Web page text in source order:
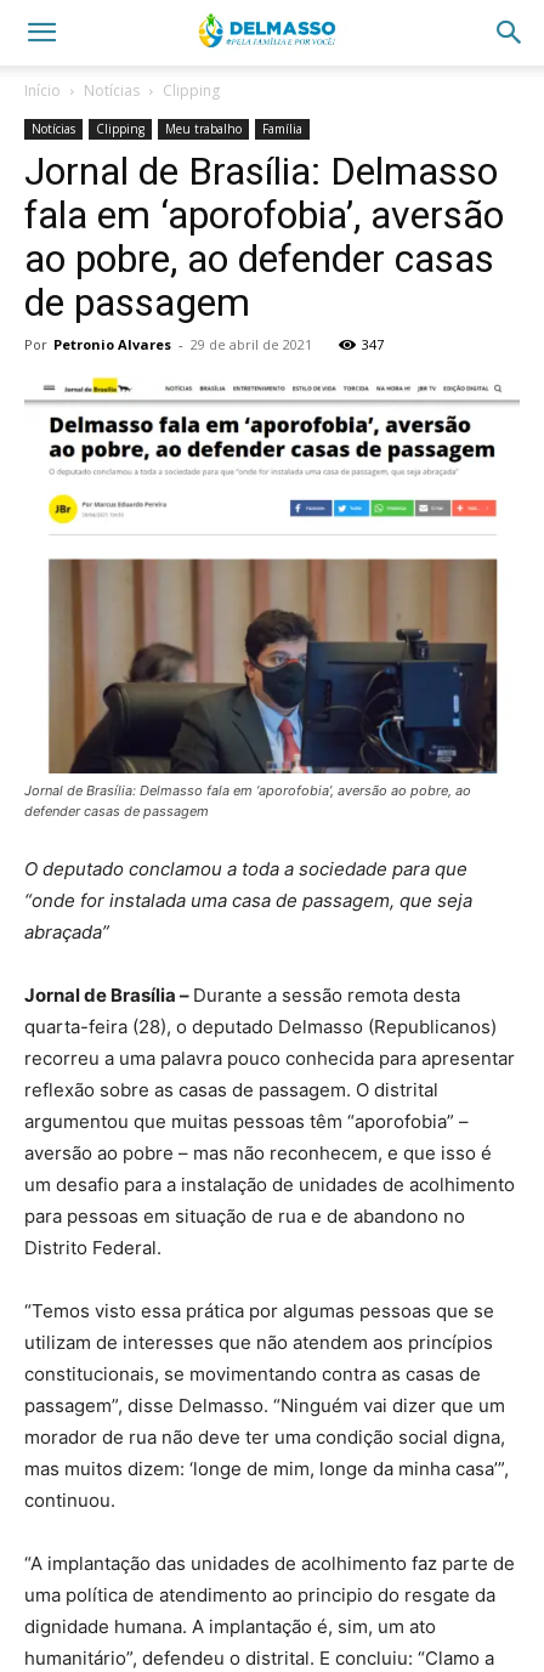
Início Notícias Clipping
Notícias Clipping Meu trabalho Família
Jornal de Brasília: Delmasso
fala em ‘aporofobia’, aversão
ao pobre, ao defender casas
de passagem
Por Petronio Alvares - 29 de abril de 2021 347
Jornal de Brasília: Delmasso fala em ‘aporofobia’, aversão ao pobre, ao
defender casas de passagem
O deputado conclamou a toda a sociedade para que
“onde for instalada uma casa de passagem, que seja
abraçada”
Jornal de Brasília – Durante a sessão remota desta
quarta-feira (28), o deputado Delmasso (Republicanos)
recorreu a uma palavra pouco conhecida para apresentar
reflexão sobre as casas de passagem. O distrital
argumentou que muitas pessoas têm “aporofobia” –
aversão ao pobre – mas não reconhecem, e que isso é
um desafio para a instalação de unidades de acolhimento
para pessoas em situação de rua e de abandono no
Distrito Federal.
“Temos visto essa prática por algumas pessoas que se
utilizam de interesses que não atendem aos princípios
constitucionais, se movimentando contra as casas de
passagem”, disse Delmasso. “Ninguém vai dizer que um
morador de rua não deve ter uma condição social digna,
mas muitos dizem: ‘longe de mim, longe da minha casa’”,
continuou.
“A implantação das unidades de acolhimento faz parte de
uma política de atendimento ao principio do resgate da
dignidade humana. A implantação é, sim, um ato
humanitário”, defendeu o distrital. E concluiu: “Clamo a